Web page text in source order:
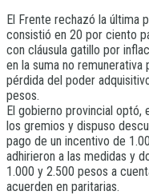
El Frente rechazó la última
consistió en 20 por ciento
con cláusula gatillo por
en la suma no
pérdida del poder
pesos.
El gobierno provincial optó,
los gremios y dispuso
pago de un incentivo de
adhirieron a las medidas y
1.000 y 2.500 pesos a
acuerden en paritarias.